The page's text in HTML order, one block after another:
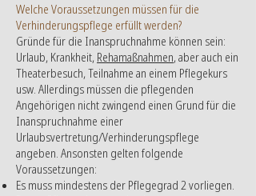
Welche Voraussetzungen müssen für die
Verhinderungspflege erfüllt werden?
Gründe für die Inanspruchnahme können sein:
Urlaub, Krankheit, Rehamaßnahmen, aber auch ein
Theaterbesuch, Teilnahme an einem Pflegekurs
usw. Allerdings müssen die pflegenden
Angehörigen nicht zwingend einen Grund für die
Inanspruchnahme einer
Urlaubsvertretung/Verhinderungspflege
angeben. Ansonsten gelten folgende
Voraussetzungen:
Es muss mindestens der Pflegegrad 2 vorliegen.